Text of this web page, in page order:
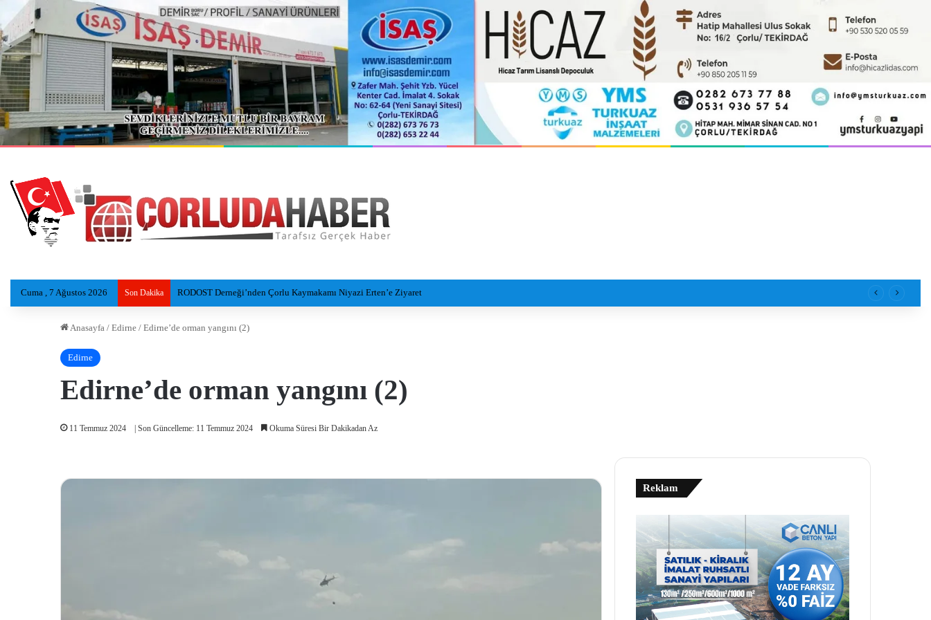
Cuma , 7 Ağustos 2026 Son Dakika Eski Reyap Hastanesi, Daviva Çorlu Hastanesi Olarak Hizmete Hazırlanıyor
Anasayfa / Edirne / Edirne’de orman yangını (2)
Edirne
Edirne’de orman yangını (2)
11 Temmuz 2024 | Son Güncelleme: 11 Temmuz 2024 Okuma Süresi Bir Dakikadan Az
Reklam